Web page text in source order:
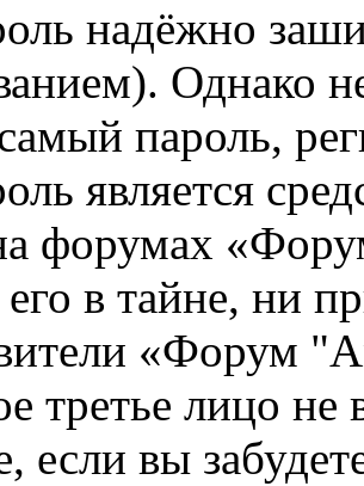
надёжно
Однако
пароль,
является
форумах
в тайне, ни
«Форум
третье лицо
если вы